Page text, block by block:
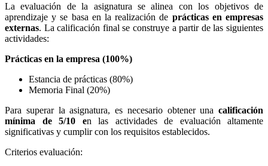
La evaluación de la asignatura se alinea con los objetivos de
aprendizaje y se basa en la realización de prácticas en empresas
externas. La calificación final se construye a partir de las siguientes
actividades:
Prácticas en la empresa (100%)
Estancia de prácticas (80%)
Memoria Final (20%)
Para superar la asignatura, es necesario obtener una calificación
mínima de
5/10 en las actividades de evaluación altamente
significativas y cumplir con los requisitos establecidos.
Criterios evaluación: